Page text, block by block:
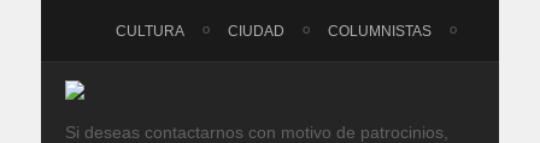
CULTURA CIUDAD COLUMNISTAS
Si deseas contactarnos con motivo de patrocinios,